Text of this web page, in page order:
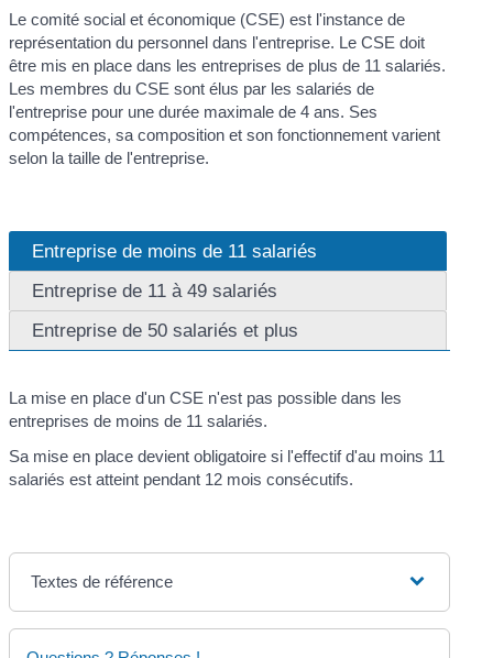
Le comité social et économique (CSE) est l'instance de
représentation du personnel dans l'entreprise. Le CSE doit
être mis en place dans les entreprises de plus de 11 salariés.
Les membres du CSE sont élus par les salariés de
l'entreprise pour une durée maximale de 4 ans. Ses
compétences, sa composition et son fonctionnement varient
selon la taille de l'entreprise.
Entreprise de moins de 11 salariés
Entreprise de 11 à 49 salariés
Entreprise de 50 salariés et plus
La mise en place d'un CSE n'est pas possible dans les
entreprises de moins de 11 salariés.
Sa mise en place devient obligatoire si l'effectif d'au moins 11
salariés est atteint pendant 12 mois consécutifs.
Textes de référence